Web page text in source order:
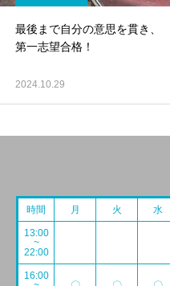
最後まで自分の意思を貫き、
第一志望合格！
2024.10.29
時間 月 火 水
13:00
~
22:00
16:00